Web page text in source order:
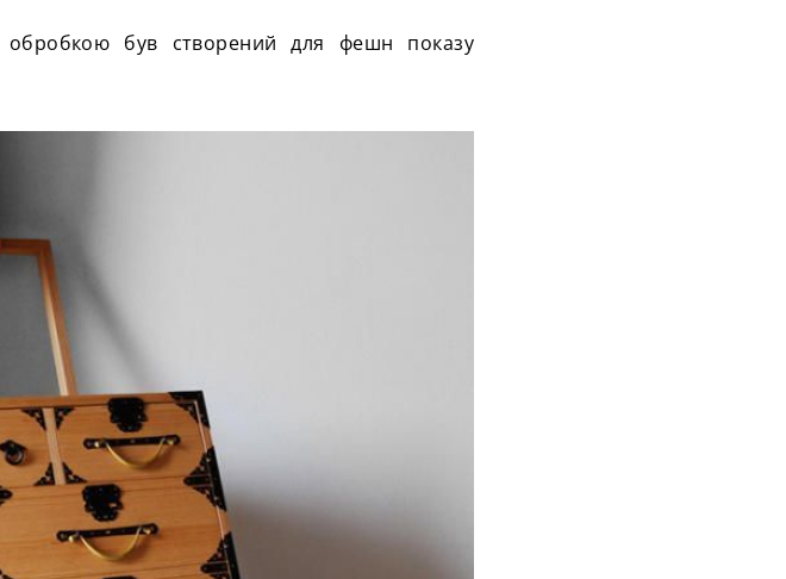
обробкою був створений для фешн показу